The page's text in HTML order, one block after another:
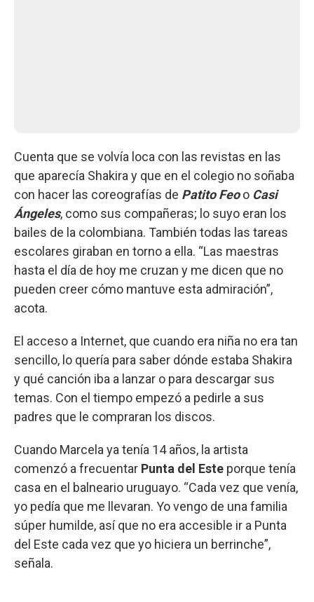
Cuenta que se volvía loca con las revistas en las
que aparecía Shakira y que en el colegio no soñaba
con hacer las coreografías de Patito Feoo Casi
Ángeles, como sus compañeras; lo suyo eran los
bailes de la colombiana. También todas las tareas
escolares giraban en torno a ella. “Las maestras
hasta el día de hoy me cruzan y me dicen que no
pueden creer cómo mantuve esta admiración”,
acota.
El acceso a Internet, que cuando era niña no era tan
sencillo, lo quería para saber dónde estaba Shakira
y qué canción iba a lanzar o para descargar sus
temas. Con el tiempo empezó a pedirle a sus
padres que le compraran los discos.
Cuando Marcela ya tenía 14 años, la artista
comenzó a frecuentar Punta del Este porque tenía
casa en el balneario uruguayo. “Cada vez que venía,
yo pedía que me llevaran. Yo vengo de una familia
súper humilde, así que no era accesible ir a Punta
del Este cada vez que yo hiciera un berrinche”,
señala.